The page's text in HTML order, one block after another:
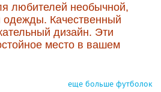
любителей необычной,
одежды. Качественный
дизайн. Эти
место в вашем
еще больше футболок